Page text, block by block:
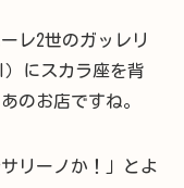
レ2世のガッレリ
にスカラ座を背
のお店ですね。
リーノか！」とよ